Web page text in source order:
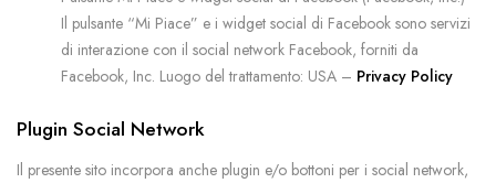
Il pulsante “Mi Piace” e i widget social di Facebook sono servizi
di interazione con il social network Facebook, forniti da
Facebook, Inc. Luogo del trattamento: USA – Privacy Policy
Plugin Social Network
Il presente sito incorpora anche plugin e/o bottoni per i social network,